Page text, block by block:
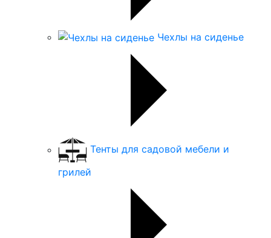
Чехлы на сиденье
Тенты для садовой мебели и
грилей